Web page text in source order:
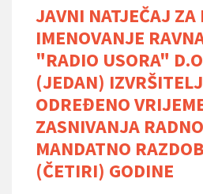
JAVNI NATJEČAJ ZA
IMENOVANJE
"RADIO USORA"
(JEDAN)
ODREĐENO
ZASNIVANJA
MANDATNO
(ČETIRI) GODINE